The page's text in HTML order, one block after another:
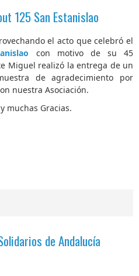
125 San Estanislao
el acto que celebró el
con motivo de su 45
Miguel realizó la entrega de un
de agradecimiento por
nuestra Asociación.
muchas Gracias.
de Andalucía